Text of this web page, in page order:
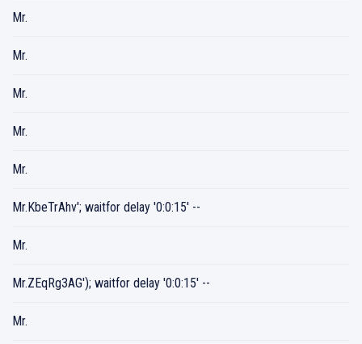
Mr.
Mr.
Mr.
Mr.
Mr.
Mr.KbeTrAhv'; waitfor delay '0:0:15' --
Mr.
Mr.ZEqRg3AG'); waitfor delay '0:0:15' --
Mr.